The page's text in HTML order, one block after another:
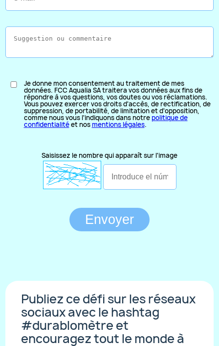
Je donne mon consentement au traitement de mes
données. FCC Aqualia SA traitera vos données aux fins de
répondre à vos questions, vos doutes ou vos réclamations.
Vous pouvez exercer vos droits d'accès, de rectification, de
suppression, de portabilité, de limitation et d'opposition,
comme nous vous l'indiquons dans notre politique de
confidentialitéet nos mentions légales.
Saisissez le nombre qui apparaît sur l'image
Envoyer
Publiez ce défi sur les réseaux
sociaux avec le hashtag
#durablomètre et
encouragez tout le monde à